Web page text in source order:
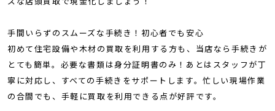
手間いらずのスムーズな手続き！初心者でも安心
初めて住宅設備や木材の買取を利用する方も、当店なら手続きが
とても簡単。必要な書類は身分証明書のみ！あとはスタッフが丁
寧に対応し、すべての手続きをサポートします。忙しい現場作業
の合間でも、手軽に買取を利用できる点が好評です。